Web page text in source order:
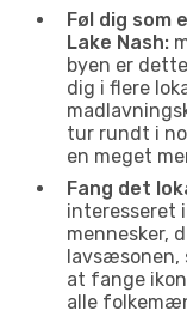
Føl dig som
Lake Nash:
byen er
dig i flere
tur rundt i
en meget
Fang det
mennesker,
lavsæsonen,
at fange
alle